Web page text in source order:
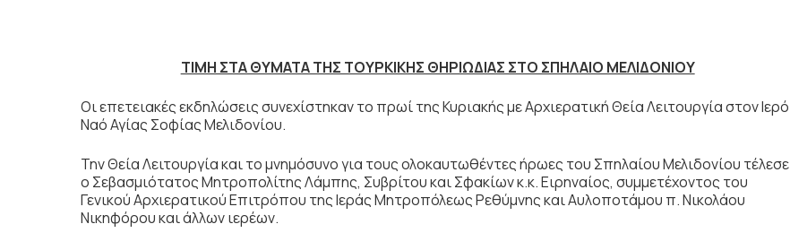
ΤΙΜΗ ΣΤΑ ΘΥΜΑΤΑ ΤΗΣ ΤΟΥΡΚΙΚΗΣ ΘΗΡΙΩΔΙΑΣ ΣΤΟ ΣΠΗΛΑΙΟ ΜΕΛΙΔΟΝΙΟΥ
Οι επετειακές εκδηλώσεις συνεχίστηκαν το πρωί της Κυριακής με Αρχιερατική Θεία Λειτουργία στον Ιερό
Ναό Αγίας Σοφίας Μελιδονίου.
Την Θεία Λειτουργία και το μνημόσυνο για τους ολοκαυτωθέντες ήρωες του Σπηλαίου Μελιδονίου τέλεσε
ο Σεβασμιότατος Μητροπολίτης Λάμπης, Συβρίτου και Σφακίων κ.κ. Ειρηναίος, συμμετέχοντος του
Γενικού Αρχιερατικού Επιτρόπου της Ιεράς Μητροπόλεως Ρεθύμνης και Αυλοποτάμου π. Νικολάου
Νικηφόρου και άλλων ιερέων.